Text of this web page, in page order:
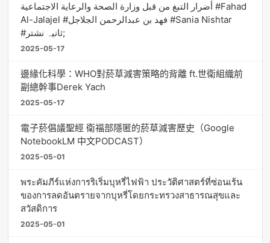
أضرار التبغ من قبل وزارة الصحة والرعاية الاجتماعية #Fahad
Al-Jalajel #فهد بن عبدالرحمن الجلاجل #Sania Nishtar
#ثانیہ نشتر;
2025-05-17
邊緣化科學：WHO對菸草減害策略的背離 ft.世衛組織前
副總幹事Derek Yach
2025-05-17
電子菸倡議聖經 衛福部隱匿的菸草減害歷史（Google
NotebookLM 中文PODCAST）
2025-05-01
พระคัมภีร์แห่งการริเริ่มบุหรี่ไฟฟ้า ประวัติศาสตร์ที่ซ่อนเร้น
ของการลดอันตรายจากบุหรี่โดยกระทรวงสาธารณสุขและ
สวัสดิการ
2025-05-01